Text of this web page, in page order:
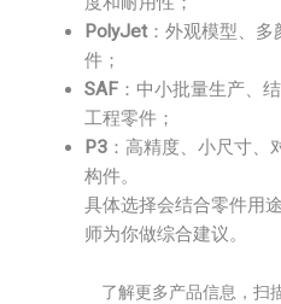
PolyJet：外观模型、多
件；
SAF ：中小批量生产、
工程零件；
P3 ：高精度、小尺寸
构件。
具体选择会结合零件用
师为你做综合建议。
了解更多产品信息，扫